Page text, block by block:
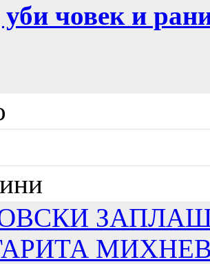
човек и